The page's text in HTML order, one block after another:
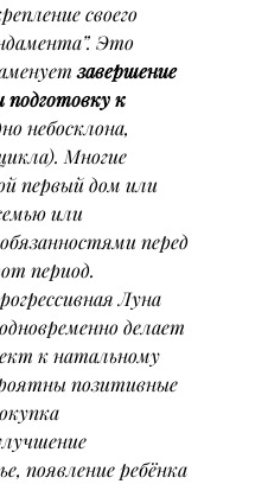
своего
Это
завершение
подготовку к
небосклона,
Многие
первый дом или
или
перед
период.
Луна
делает
к натальному
позитивные
появление ребёнка